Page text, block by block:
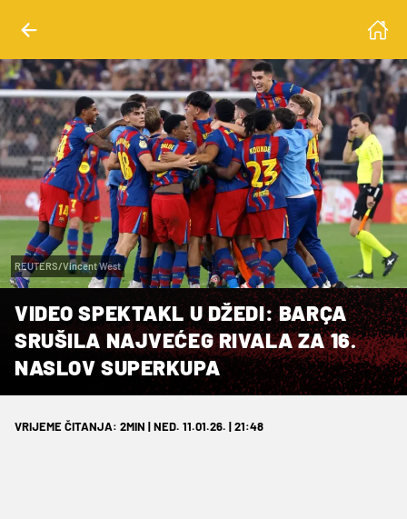
REUTERS/Vincent West
VIDEO SPEKTAKL U DŽEDI: BARÇA
SRUŠILA NAJVEĆEG RIVALA ZA 16.
NASLOV SUPERKUPA
VRIJEME ČITANJA: 2MIN | NED. 11.01.26. | 21:48